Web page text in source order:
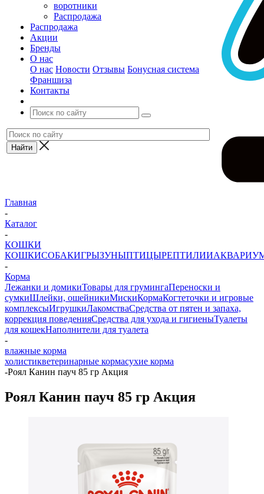
воротники
Распродажа
Распродажа
Акции
Бренды
О нас
О нас Новости Отзывы Бонусная система
Франшиза
Контакты
Главная
-
Каталог
-
КОШКИ
КОШКИСОБАКИГРЫЗУНЫПТИЦЫРЕПТИЛИИ
-
Корма
Лежанки и домикиТовары для грумингаПереноски и
сумкиШлейки, ошейникиМискиКормаКогтеточки и игровые
комплексыИгрушкиЛакомстваСредства от пятен и запаха,
коррекция поведенияСредства для ухода и гигиеныТуалеты
для кошекНаполнители для туалета
-
влажные корма
холистикветеринарные кормасухие корма
-Роял Канин пауч 85 гр Акция
Роял Канин пауч 85 гр Акция